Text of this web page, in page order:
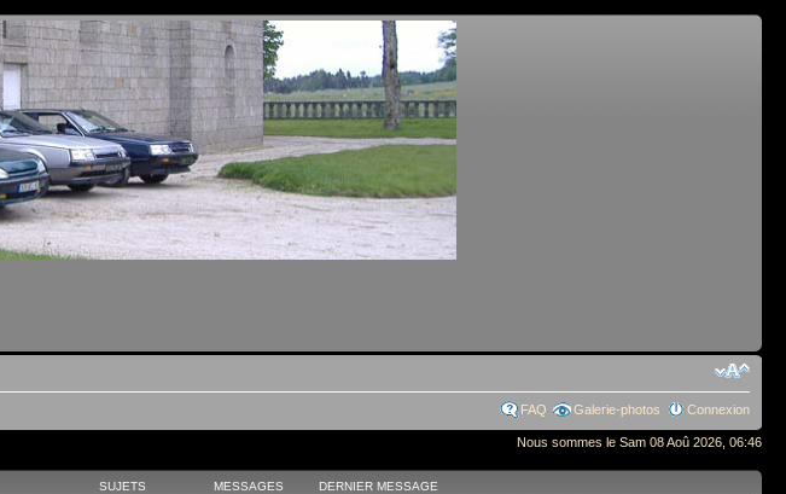
FAQ Galerie-photos Connexion
Nous sommes le Sam 08 Aoû 2026, 06:46
SUJETS MESSAGES DERNIER MESSAGE